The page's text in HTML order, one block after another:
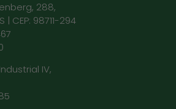
288,
| CEP: 98711-294
IV,